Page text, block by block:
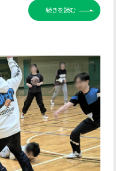
続きを読む